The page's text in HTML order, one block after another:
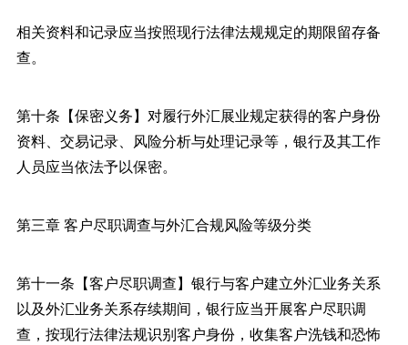
相关资料和记录应当按照现行法律法规规定的期限留存备
查。
第十条【保密义务】对履行外汇展业规定获得的客户身份
资料、交易记录、风险分析与处理记录等，银行及其工作
人员应当依法予以保密。
第三章 客户尽职调查与外汇合规风险等级分类
第十一条【客户尽职调查】银行与客户建立外汇业务关系
以及外汇业务关系存续期间，银行应当开展客户尽职调
查，按现行法律法规识别客户身份，收集客户洗钱和恐怖